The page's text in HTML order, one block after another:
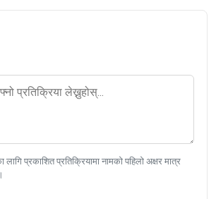
लागि प्रकाशित प्रतिक्रियामा नामको पहिलो अक्षर मात्र